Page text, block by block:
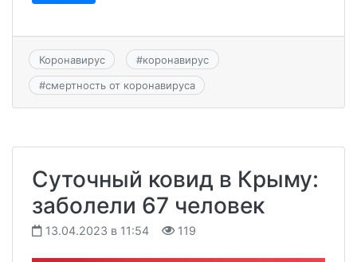
Коронавирус #коронавирус
#смертность от коронавируса
Суточный ковид в Крыму:
заболели 67 человек
13.04.2023 в 11:54 119